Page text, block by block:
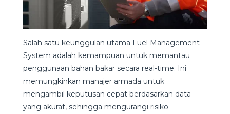
Salah satu keunggulan utama Fuel Management
System adalah kemampuan untuk memantau
penggunaan bahan bakar secara real-time. Ini
memungkinkan manajer armada untuk
mengambil keputusan cepat berdasarkan data
yang akurat, sehingga mengurangi risiko